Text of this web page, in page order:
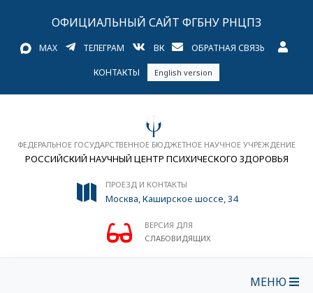
ОФИЦИАЛЬНЫЙ САЙТ ФГБНУ РНЦПЗ
MAX ТЕЛЕГРАМ ВК ОБРАТНАЯ СВЯЗЬ
КОНТАКТЫ English version
ФЕДЕРАЛЬНОЕ ГОСУДАРСТВЕННОЕ БЮДЖЕТНОЕ НАУЧНОЕ УЧРЕЖДЕНИЕ
РОССИЙСКИЙ НАУЧНЫЙ ЦЕНТР ПСИХИЧЕСКОГО ЗДОРОВЬЯ
ПРОЕЗД И КОНТАКТЫ
Москва, Каширское шоссе, 34
ВЕРСИЯ ДЛЯ
СЛАБОВИДЯЩИХ
МЕНЮ